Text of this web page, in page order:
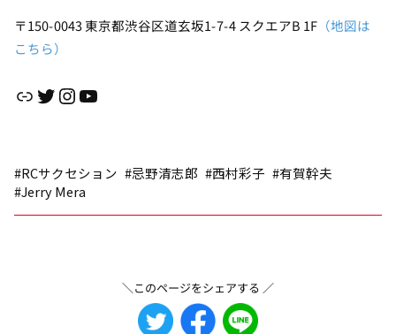
〒150-0043 東京都渋谷区道玄坂1-7-4 スクエアB 1F （地図は
こちら）
リンクTwitter InstagramYouTube
#RCサクセション #忌野清志郎 #西村彩子 #有賀幹夫
#Jerry Mera
＼このページをシェアする ／